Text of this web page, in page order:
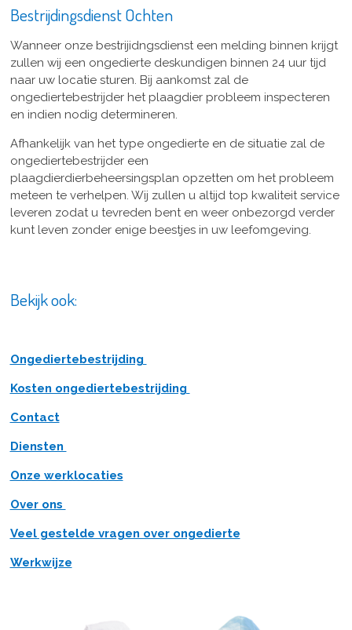
Bestrijdingsdienst Ochten
Wanneer onze bestrijidngsdienst een melding binnen krijgt
zullen wij een ongedierte deskundigen binnen 24 uur tijd
naar uw locatie sturen. Bij aankomst zal de
ongediertebestrijder het plaagdier probleem inspecteren
en indien nodig determineren.
Afhankelijk van het type ongedierte en de situatie zal de
ongediertebestrijder een
plaagdierdierbeheersingsplan opzetten om het probleem
meteen te verhelpen. Wij zullen u altijd top kwaliteit service
leveren zodat u tevreden bent en weer onbezorgd verder
kunt leven zonder enige beestjes in uw leefomgeving.
Bekijk ook:
Ongediertebestrijding
Kosten ongediertebestrijding
Contact
Diensten
Onze werklocaties
Over ons
Veel gestelde vragen over ongedierte
Werkwijze